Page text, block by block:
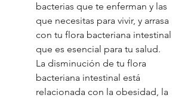
bacterias que te enferman y las
que necesitas para vivir, y arrasa
con tu flora bacteriana intestinal
que es esencial para tu salud.
La disminución de tu flora
bacteriana intestinal está
relacionada con la obesidad, la